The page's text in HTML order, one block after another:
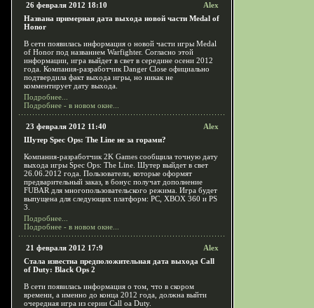
26 февраля 2012 18:10
Alex
Названа примерная дата выхода новой части Medal of
Honor
В сети появилась информация о новой части игры Medal
of Honor под названием Warfighter. Согласно этой
информации, игра выйдет в свет в середине осени 2012
года. Компания-разработчик Danger Close официально
подтвердила факт выхода игры, но никак не
комментирует дату выхода.
Подробнее...
Подробнее - в новом окне...
23 февраля 2012 11:40
Alex
Шутер Spec Ops: The Line не за горами?
Компания-разработчик 2K Games сообщила точную дату
выхода игры Spec Ops: The Line. Шутер выйдет в свет
26.06.2012 года. Пользователи, которые оформят
предварительный заказ, в бонус получат дополнение
FUBAR для многопользовательского режима. Игра будет
выпущена для следующих платформ: PC, XBOX 360 и PS
3.
Подробнее...
Подробнее - в новом окне...
21 февраля 2012 17:9
Alex
Стала известна предположительная дата выхода Call
of Duty: Black Ops 2
В сети появилась информация о том, что в скором
времени, а именно до конца 2012 года, должна выйти
очередная игра из серии Call oа Duty.